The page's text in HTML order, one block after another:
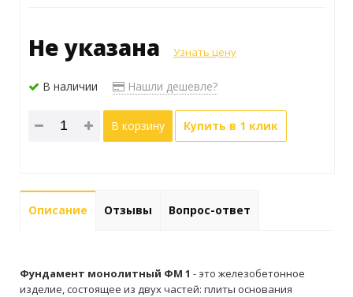
Не указана Узнать цену
В наличии Нашли дешевле?
В корзину Купить в 1 клик
Описание Отзывы Вопрос-ответ
Фундамент монолитный ФМ 1 - это железобетонное
изделие, состоящее из двух частей: плиты основания